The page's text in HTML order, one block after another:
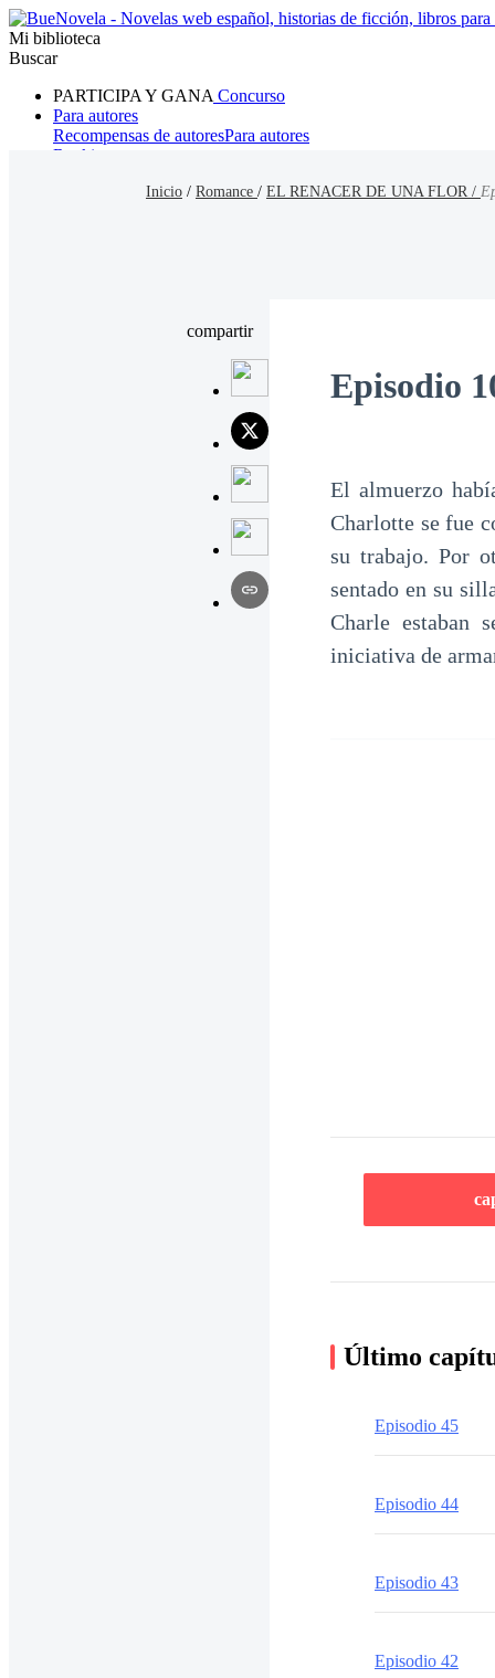
Mi biblioteca
Buscar
PARTICIPA Y GANA Concurso
Para autores
Recompensas de autoresPara autores
Ranking
Inicio / Romance / EL RENACER DE UNA FLOR /
compartir
Episodio
El almuerzo
Charlotte se fue
su trabajo. Por
sentado en su
Charle estaban
iniciativa de
Último
Episodio 45
Episodio 44
Episodio 43
Episodio 42